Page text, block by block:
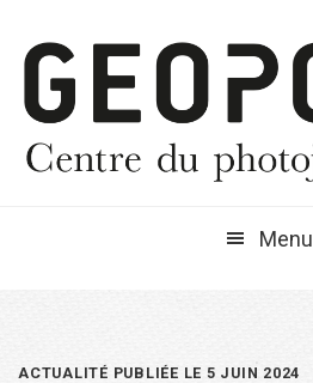
navigation
principale
contenu
principal
barre
latérale
Menu
ACTUALITÉ PUBLIÉE LE 5 JUIN 2024